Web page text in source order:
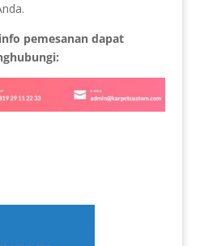
pemesanan dapat